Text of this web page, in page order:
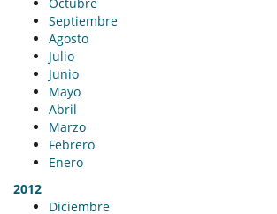
Septiembre
Agosto
Julio
Junio
Mayo
Abril
Marzo
Febrero
Enero
2012
Diciembre